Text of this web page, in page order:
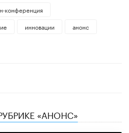
конференция
инновации
анонс
«АНОНС»